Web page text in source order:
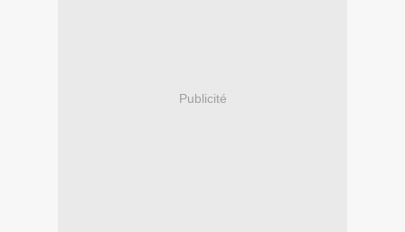
Publicité